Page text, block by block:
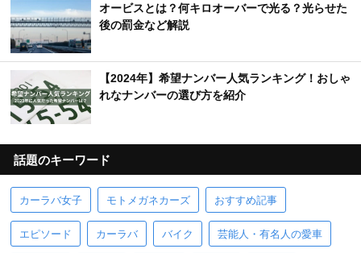
オービスとは？何キロオーバーで光る？光らせた
後の罰金など解説
【2024年】希望ナンバー人気ランキング！おしゃ
れなナンバーの選び方を紹介
話題のキーワード
カーラバ女子 モトメガネカーズ おすすめ記事
エピソード カーラバ バイク 芸能人・有名人の愛車